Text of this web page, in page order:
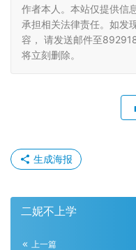
作者本人。本站仅提供信
承担相关法律责任。如发
容， 请发送邮件至
将立刻删除。
生成海报
二妮不上学
上一篇